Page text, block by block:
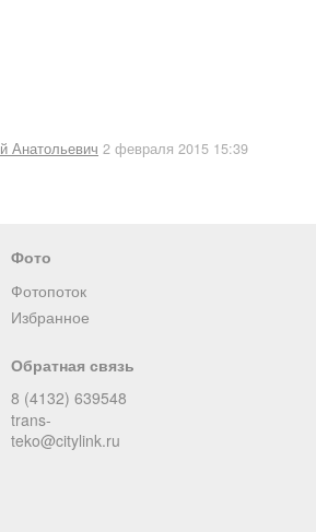
Анатольевич 2 февраля 2015 15:39
Фото
Фотопоток
Избранное
Обратная связь
8 (4132) 639548
trans-
teko@citylink.ru